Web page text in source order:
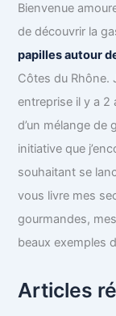
Bienvenue
de découvrir la
papilles autour
Côtes du Rhône.
entreprise il y a
d’un mélange
initiative que
souhaitant se
vous livre mes
gourmandes,
beaux exemples
Articles